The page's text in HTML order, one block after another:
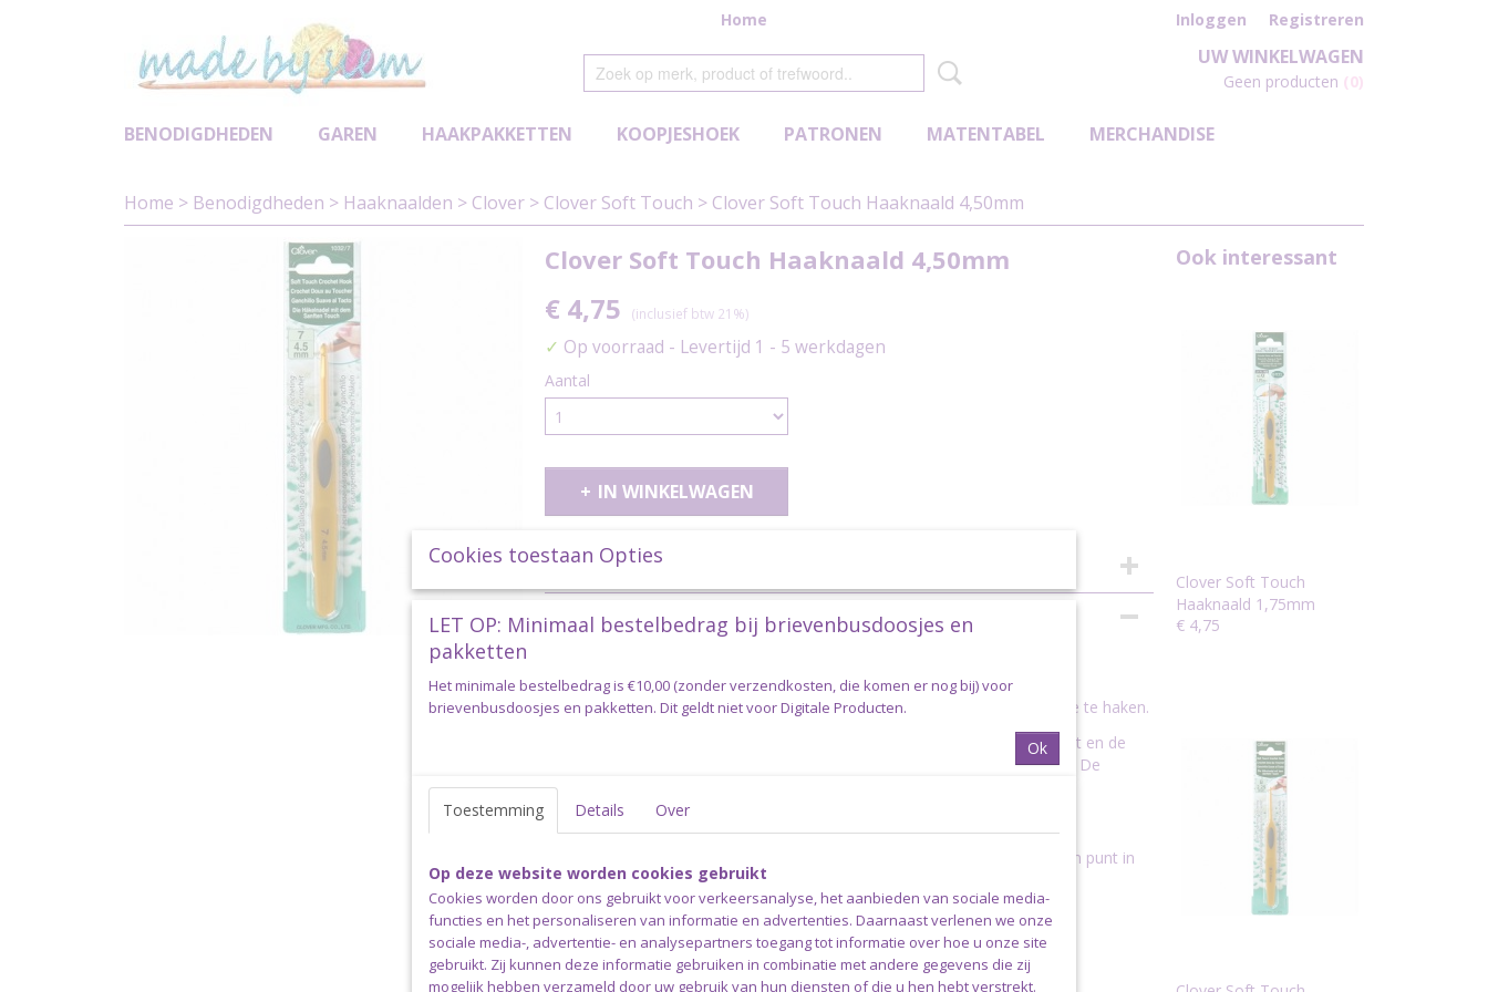
Home Inloggen Registreren
UW WINKELWAGEN
Geen producten (0)
BENODIGDHEDEN GAREN HAAKPAKKETTEN KOOPJESHOEK PATRONEN MATENTABEL MERCHANDISE
Home > Benodigdheden > Haaknaalden > Clover > Clover Soft Touch > Clover Soft Touch Haaknaald 4,50mm
Clover Soft Touch Haaknaald 4,50mm
€ 4,75 (inclusief btw 21%)
✓ Op voorraad - Levertijd 1 - 5 werkdagen
Aantal
IN WINKELWAGEN
Specificaties
Omschrijving
De haaknaalden uit de serie Soft Touch van Clover zijn een genot om mee te haken.
Het ergonomische softgrip handvat voorkomt dat de hand snel moe wordt en de
haaknaaldpunt zorgt ervoor dat het garen soepel over de haaknaald glijdt. De
haaknaalden hebben een chique goudkleur en een zwarte duimsteun.
De naalddikte staat duidelijk op het handvat gedrukt.
Verkrijgbaar met aluminium punt in naalddiktes 2.00-6.00mm en met stalen punt in
naalddiktes 0.50-1.75mm
Verzending
Deze haaknaald kan verzonden worden in een brievenbusdoosje
Ook interessant
Clover Soft Touch
Haaknaald 1,75mm
€ 4,75
Cookies toestaan Opties
LET OP: Minimaal bestelbedrag bij brievenbusdoosjes en
pakketten
Het minimale bestelbedrag is €10,00 (zonder verzendkosten, die komen er nog bij) voor
brievenbusdoosjes en pakketten. Dit geldt niet voor Digitale Producten.
Ok
Toestemming Details Over
Op deze website worden cookies gebruikt
Cookies worden door ons gebruikt voor verkeersanalyse, het aanbieden van sociale media-
functies en het personaliseren van informatie en advertenties. Daarnaast verlenen we onze
sociale media-, advertentie- en analysepartners toegang tot informatie over hoe u onze site
gebruikt. Zij kunnen deze informatie gebruiken in combinatie met andere gegevens die zij
mogelijk hebben verzameld door uw gebruik van hun diensten of die u hen hebt verstrekt.